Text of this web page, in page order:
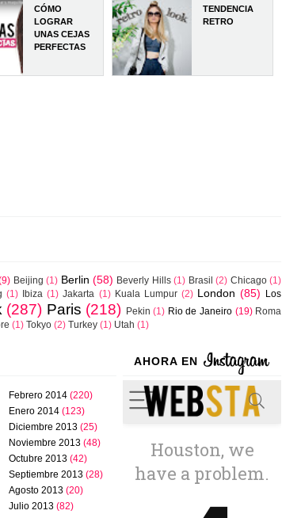
CÓMO
LOGRAR
UNAS CEJAS
PERFECTAS
TENDENCIA
RETRO
Beijing (1) Berlin (58) Beverly Hills (1) Brasil (2) Chicago (1)
(1) Ibiza (1) Jakarta (1) Kuala Lumpur (2) London (85)
Los
(287) Paris (218) Pekin (1) Rio de Janeiro (19) Roma
(1) Tokyo (2) Turkey (1) Utah (1)
Febrero 2014 (220)
Enero 2014 (123)
Diciembre 2013 (25)
Noviembre 2013 (48)
Octubre 2013 (42)
Septiembre 2013 (28)
Agosto 2013 (20)
Julio 2013 (82)
AHORA EN